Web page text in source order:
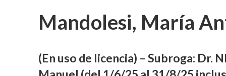
Mandolesi, María
(En uso de licencia) – Subroga: Dr.
El CFJ
IRAM